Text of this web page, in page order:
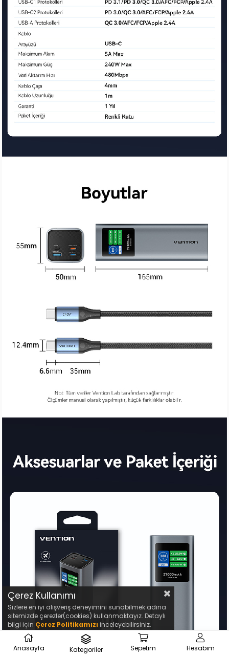
Çerez Kullanımı
Sizlere en iyi alışveriş deneyimini sunabilmek adına
sitemizde çerezler(cookies) kullanmaktayız. Detaylı
bilgi için Çerez Politikamızı inceleyebilirsiniz.
Anasayfa Kategoriler Sepetim Hesabım
₺4.299,00 Sepete Ekle